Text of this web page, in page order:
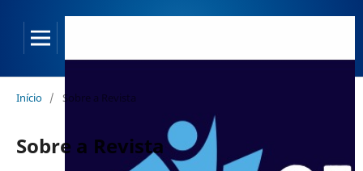
Início / Sobre a Revista
Sobre a Revista